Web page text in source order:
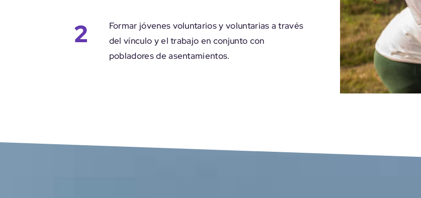
2
Formar jóvenes voluntarios y voluntarias a través
del vínculo y el trabajo en conjunto con
pobladores de asentamientos.